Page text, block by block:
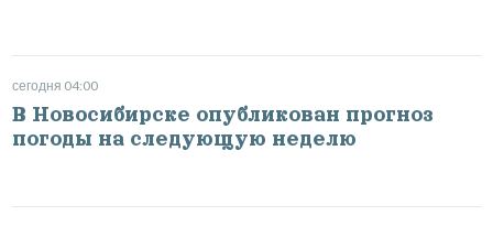
сегодня 04:00
В Новосибирске опубликован прогноз
погоды на следующую неделю